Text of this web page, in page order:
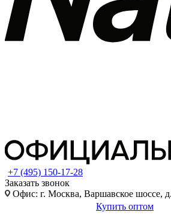
+7 (495) 150-17-28
Заказать звонок
Офис: г. Москва, Варшавское шоссе,
Купить оптом